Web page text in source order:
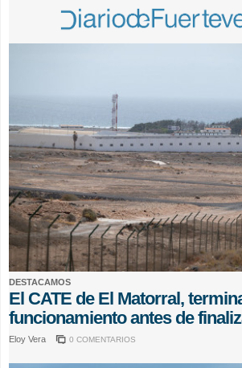
DESTACAMOS
El CATE de El Matorral,
funcionamiento antes de
Eloy Vera 0 COMENTARIOS